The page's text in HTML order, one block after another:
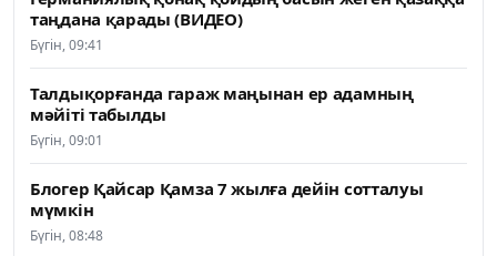
таңдана қарады (ВИДЕО)
Бүгін, 09:41
Талдықорғанда гараж маңынан ер адамның
мәйіті табылды
Бүгін, 09:01
Блогер Қайсар Қамза 7 жылға дейін сотталуы
мүмкін
Бүгін, 08:48